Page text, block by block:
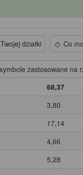
działki Co
zastosowane na
68,37
3,80
17,14
4,66
5,28